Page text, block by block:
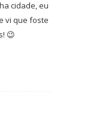
cidade, eu
vi que foste
😉